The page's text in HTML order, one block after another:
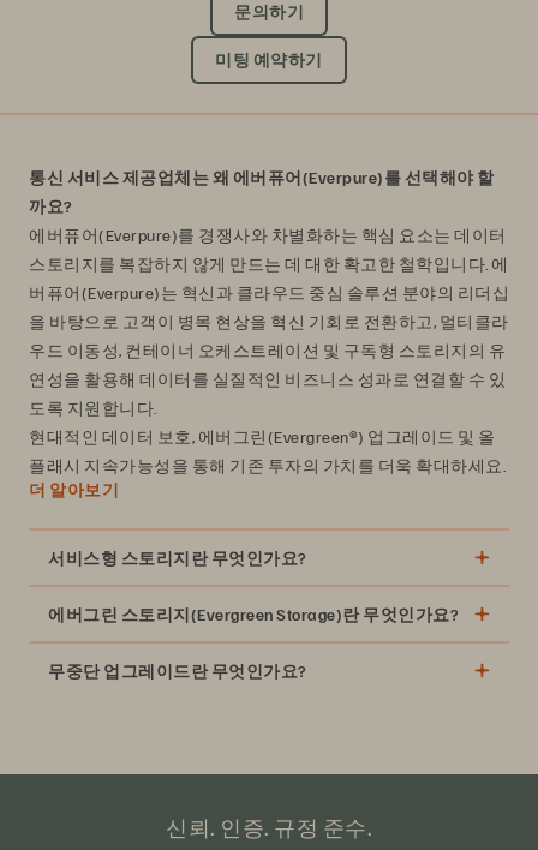
문의하기
미팅 예약하기
통신 서비스 제공업체는 왜 에버퓨어(Everpure)를 선택해야 할
까요?
에버퓨어(Everpure)를 경쟁사와 차별화하는 핵심 요소는 데이터
스토리지를 복잡하지 않게 만드는 데 대한 확고한 철학입니다. 에
버퓨어(Everpure)는 혁신과 클라우드 중심 솔루션 분야의 리더십
을 바탕으로 고객이 병목 현상을 혁신 기회로 전환하고, 멀티클라
우드 이동성, 컨테이너 오케스트레이션 및 구독형 스토리지의 유
연성을 활용해 데이터를 실질적인 비즈니스 성과로 연결할 수 있
도록 지원합니다.
현대적인 데이터 보호, 에버그린(Evergreen®) 업그레이드 및 올
플래시 지속가능성을 통해 기존 투자의 가치를 더욱 확대하세요.
더 알아보기
서비스형 스토리지란 무엇인가요?
에버그린 스토리지(Evergreen Storage)란 무엇인가요?
Storage)
무중단 업그레이드란 무엇인가요?
신뢰. 인증. 규정 준수.